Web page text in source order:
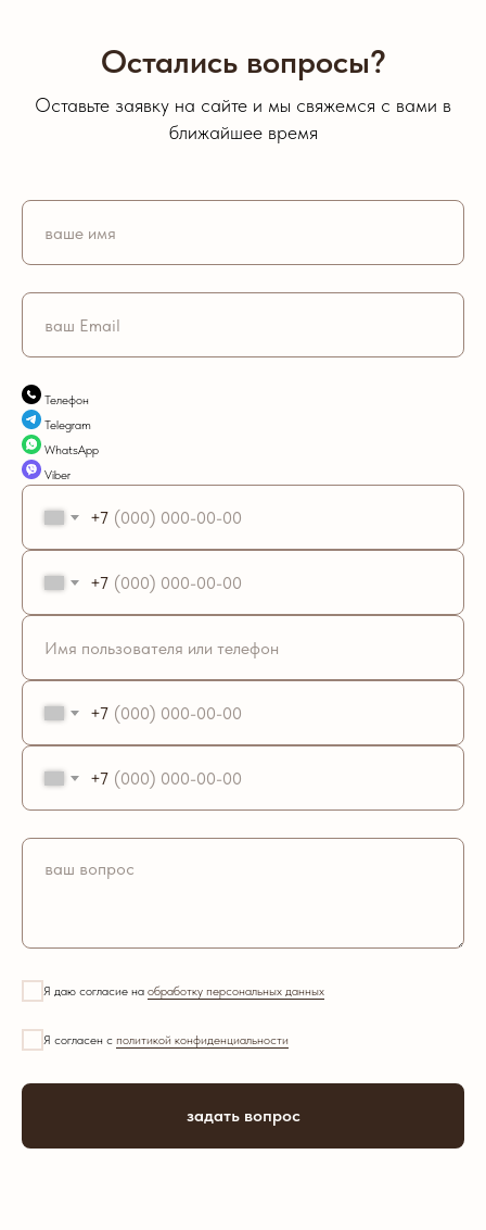
Остались вопросы?
Оставьте заявку на сайте и мы свяжемся с вами в
ближайшее время
Телефон
Telegram
WhatsApp
Viber
+7
+7
+7
+7
Я даю согласие на обработку персональных данных
Я согласен с политикой конфиденциальности
задать вопрос